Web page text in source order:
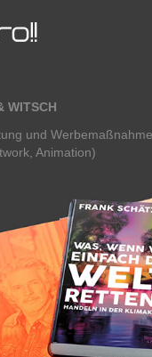
WITSCH
und
Animation)